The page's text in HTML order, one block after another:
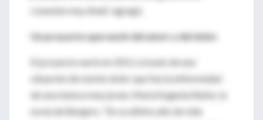
conexión muy linda", agregó.
Un proyecto que nació del amor y del dolor
El proyecto nació en 2011 a través de una
situación de mucho dolor que fue la enfermedad
de una música muy joven, María Eugenia Rubio, la
novia de Bergero. "En su último año de vida